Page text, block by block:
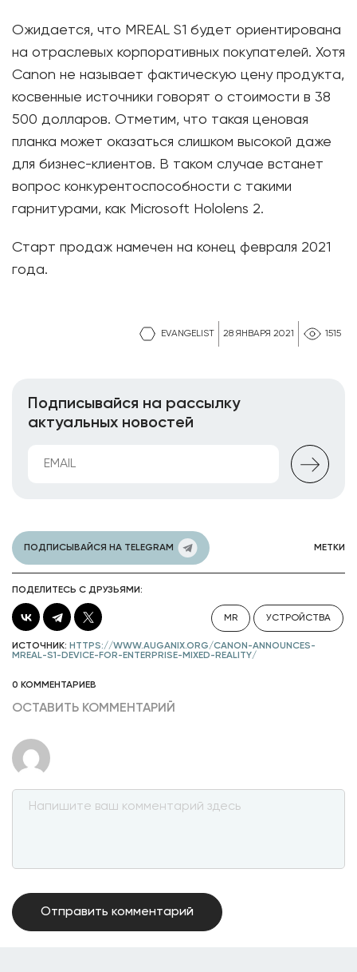
EVANGELIST 28 ЯНВАРЯ 2021 1515
Ожидается, что MREAL S1 будет ориентирована
на отраслевых корпоративных покупателей. Хотя
Canon не называет фактическую цену продукта,
косвенные источники говорят о стоимости в 38
500 долларов. Отметим, что такая ценовая
планка может оказаться слишком высокой даже
для бизнес-клиентов. В таком случае встанет
вопрос конкурентоспособности с такими
гарнитурами, как Microsoft Hololens 2.
Старт продаж намечен на конец февраля 2021
года.
Подписывайся на рассылку
актуальных новостей
ПОДПИСЫВАЙСЯ НА TELEGRAM МЕТКИ
ПОДЕЛИТЕСЬ С ДРУЗЬЯМИ:
MR УСТРОЙСТВА
ИСТОЧНИК: HTTPS://WWW.AUGANIX.ORG/CANON-ANNOUNCES-
MREAL-S1-DEVICE-FOR-ENTERPRISE-MIXED-REALITY/
0 КОММЕНТАРИЕВ
ОСТАВИТЬ КОММЕНТАРИЙ